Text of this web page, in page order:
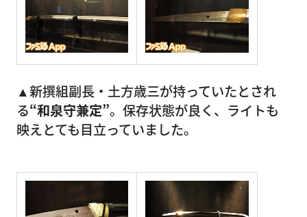
▲新撰組副長・土方歳三が持っていたとされ
る“和泉守兼定”。保存状態が良く、ライトも
映えとても目立っていました。